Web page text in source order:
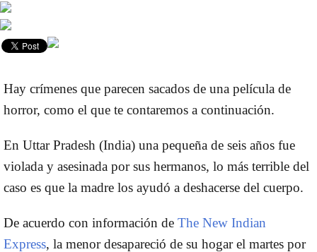
Hay crímenes que parecen sacados de una película de
horror, como el que te contaremos a continuación.
En Uttar Pradesh (India) una pequeña de seis años fue
violada y asesinada por sus hermanos, lo más terrible del
caso es que la madre los ayudó a deshacerse del cuerpo.
De acuerdo con información de The New Indian
Express, la menor desapareció de su hogar el martes por